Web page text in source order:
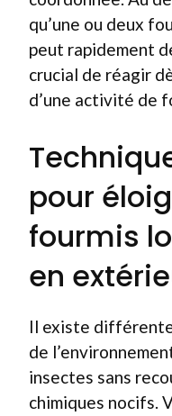
qu’une ou deux
peut rapidement
crucial de réagir
d’une activité de
pour
fourmis
en
Il existe
de
insectes sans
chimiques nocifs.